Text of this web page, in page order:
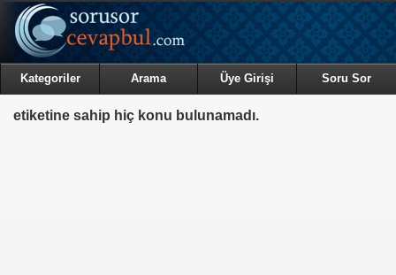
Kategoriler Arama Üye Girişi Soru Sor
etiketine sahip hiç konu bulunamadı.